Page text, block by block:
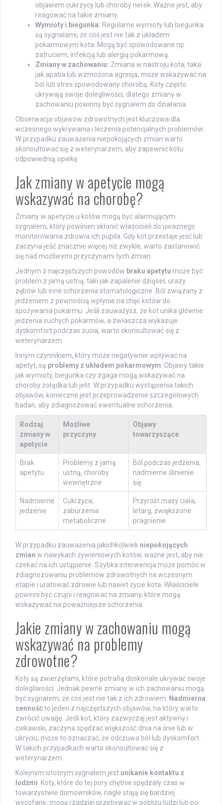
objawem cukrzycy lub choroby nerek. Ważne jest, aby
reagować na takie zmiany.
Wymioty i biegunka: Regularne wymioty lub biegunka
są sygnałami, że coś jest nie tak z układem
pokarmowym kota. Mogą być spowodowane np.
zatruciem, infekcją lub alergią pokarmową.
Zmiany w zachowaniu: Zmiana w nastroju kota, taka
jak apatia lub wzmożona agresja, może wskazywać na
ból lub stres spowodowany chorobą. Koty często
ukrywają swoje dolegliwości, dlatego zmiany w
zachowaniu powinny być sygnałem do działania.
Obserwacja objawów zdrowotnych jest kluczowa dla
wczesnego wykrywania i leczenia potencjalnych problemów.
W przypadku zauważenia niepokojących zmian warto
skonsultować się z weterynarzem, aby zapewnić kotu
odpowiednią opiekę.
Jak zmiany w apetycie mogą
wskazywać na chorobę?
Zmiany w apetycie u kotów mogą być alarmującym
sygnałem, który powinien skłonić właścicieli do uważnego
monitorowania zdrowia ich pupila. Gdy kot przestaje jeść lub
zaczyna jeść znacznie więcej niż zwykle, warto zastanowić
się nad możliwymi przyczynami tych zmian.
Jednym z najczęstszych powodów braku apetytu może być
problem z jamą ustną, taki jak zapalenie dziąseł, urazy
zębów lub inne schorzenia stomatologiczne. Ból związany z
jedzeniem z pewnością wpłynie na chęć kotów do
spożywania pokarmu. Jeśli zauważysz, że kot unika głównie
jedzenia suchych pokarmów, a zwłaszcza wykazuje
dyskomfort podczas żucia, warto skonsultować się z
weterynarzem.
Innym czynnikiem, który może negatywnie wpływać na
apetyt, są problemy z układem pokarmowym . Objawy takie
jak wymioty, biegunka czy zgaga mogą wskazywać na
choroby żołądka lub jelit. W przypadku wystąpienia takich
objawów, konieczne jest przeprowadzenie szczegółowych
badań, aby zdiagnozować ewentualne schorzenia.
Rodzaj
zmiany w
apetycie
Możliwe
przyczyny
Objawy
towarzyszące
Brak
apetytu
Problemy z jamą
ustną, choroby
wewnętrzne
Ból podczas jedzenia,
nadmierne ślinienie
się
Nadmierne
jedzenie
Cukrzyca,
zaburzenia
metaboliczne
Przyrost masy ciała,
letarg, zwiększone
pragnienie
W przypadku zauważenia jakichkolwiek niepokojących
zmian w nawykach żywieniowych kotów, ważne jest, aby nie
czekać na ich ustąpienie. Szybka interwencja może pomóc w
zdiagnozowaniu problemów zdrowotnych na wczesnym
etapie i uratować zdrowie lub nawet życie kota. Właściciele
powinni być czujni i reagować na zmiany, które mogą
wskazywać na poważniejsze schorzenia.
Jakie zmiany w zachowaniu mogą
wskazywać na problemy
zdrowotne?
Koty są zwierzętami, które potrafią doskonale ukrywać swoje
dolegliwości. Jednak pewne zmiany w ich zachowaniu mogą
być sygnałem, że coś jest nie tak z ich zdrowiem.
Nadmierna
sennośćto jeden z najczęstszych objawów, na który warto
zwrócić uwagę. Jeśli kot, który zazwyczaj jest aktywny i
ciekawski, zaczyna spędzać większość dnia na śnie lub w
ukryciu, może to oznaczać, że odczuwa ból lub dyskomfort.
W takich przypadkach warto skonsultować się z
weterynarzem.
Kolejnym istotnym sygnałem jest unikanie kontaktu z
ludźmi . Koty, które do tej pory chętnie spędzały czas w
towarzystwie domowników, nagle stają się bardziej
wycofane, mogą rzadziej przebywać w pobliżu ludzi lub po